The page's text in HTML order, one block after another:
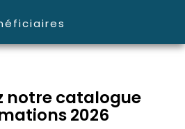
notre catalogue
2026